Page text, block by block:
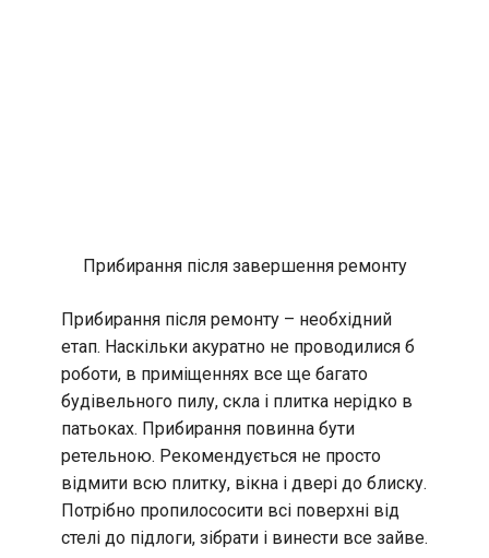
Прибирання після завершення ремонту
Прибирання після ремонту – необхідний
етап. Наскільки акуратно не проводилися б
роботи, в приміщеннях все ще багато
будівельного пилу, скла і плитка нерідко в
патьоках. Прибирання повинна бути
ретельною. Рекомендується не просто
відмити всю плитку, вікна і двері до блиску.
Потрібно пропилососити всі поверхні від
стелі до підлоги, зібрати і винести все зайве.